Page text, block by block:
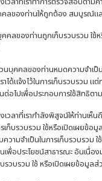
ลของท่านให้ถูกต้อง สมบูรณ์แ
คลของท่านถูกเก็บรวบรวม ใช้
นบุคคลของท่านหมดความจำเป็น
ได้แจ้งไว้ในการเก็บรวบรวม แต่
อไปเพื่อประกอบการใช้สิทธิต
เวลาที่เรากำลังพิสูจน์ให้ท่านเห็
เก็บรวบรวม ใช้หรือเปิดเผยข้
วามจำเป็นในการเก็บรวบรวม
พื่อประโยชน์สาธารณะ อันเนื่อง
รวบรวม ใช้ หรือเปิดเผยข้อมูล